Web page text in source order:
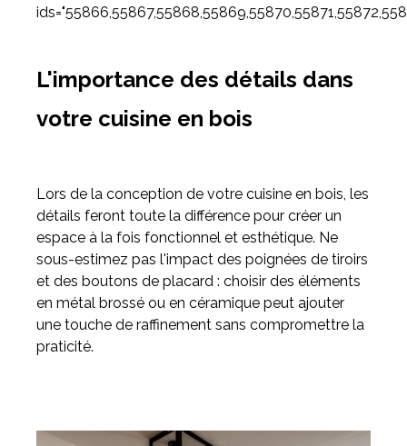
L'importance des détails dans
votre cuisine en bois
Lors de la conception de votre cuisine en bois, les
détails feront toute la différence pour créer un
espace à la fois fonctionnel et esthétique. Ne
sous-estimez pas l'impact des poignées de tiroirs
et des boutons de placard : choisir des éléments
en métal brossé ou en céramique peut ajouter
une touche de raffinement sans compromettre la
praticité.